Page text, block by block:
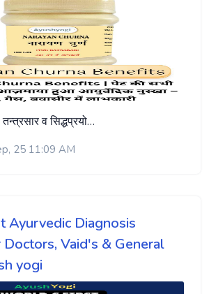
व सिद्धप्रयो…
25 11:09 AM
Ayurvedic Diagnosis
Vaid's & General
yogi